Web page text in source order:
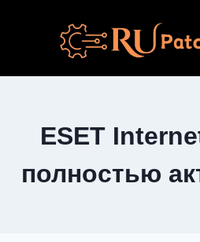
содержимому
ESET
полностью